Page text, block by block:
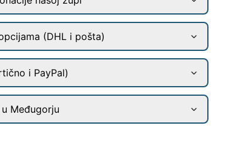
(DHL i pošta)
i PayPal)
Međugorju